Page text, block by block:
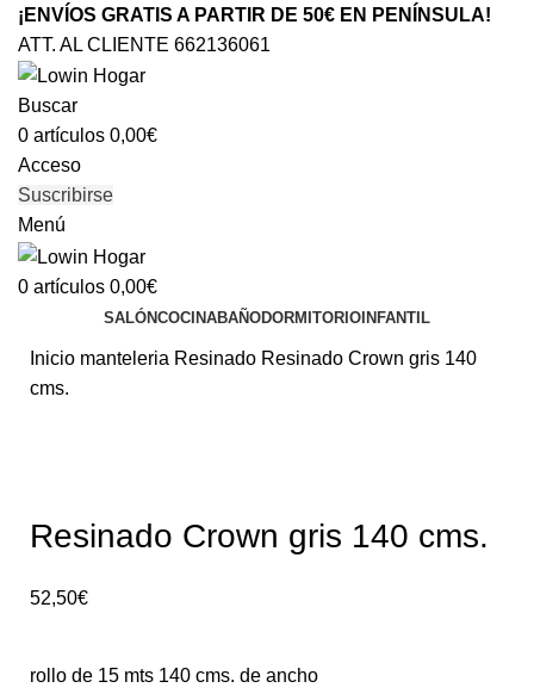
¡ENVÍOS GRATIS A PARTIR DE 50€ EN PENÍNSULA!
ATT. AL CLIENTE 662136061
Buscar
0 artículos 0,00€
Acceso
Suscribirse
Menú
0 artículos 0,00€
SALÓNCOCINABAÑODORMITORIOINFANTIL
Inicio manteleria Resinado Resinado Crown gris 140
cms.
Resinado Crown gris 140 cms.
52,50€
rollo de 15 mts 140 cms. de ancho